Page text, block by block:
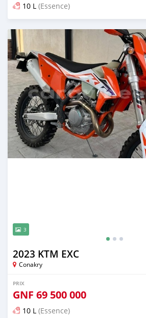
10 L (Essence)
Publié il y a environ 2 ans
3
2023 KTM EXC
Conakry
PRIX
GNF 69 500 000
10 L (Essence)